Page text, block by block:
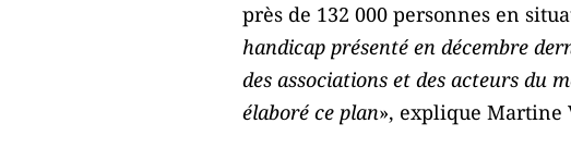
près de 132 000 personnes en
handicap présenté en décembre
des associations et des acteurs du
élaboré ce plan», explique Martine